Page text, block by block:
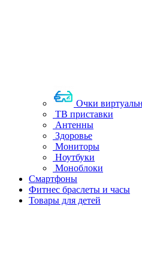
Очки
ТВ приставки
Антенны
Здоровье
Мониторы
Ноутбуки
Моноблоки
Смартфоны
Фитнес браслеты и часы
Товары для детей